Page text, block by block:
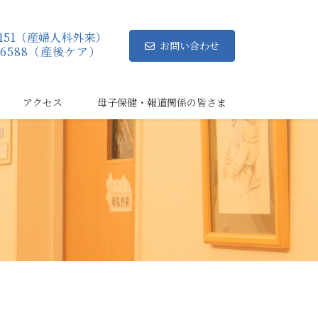
（産婦人科外来）
（産後ケア）
お問い合わせ
アクセス 母子保健・報道関係の皆さま